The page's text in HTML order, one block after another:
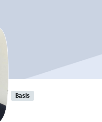
Basis